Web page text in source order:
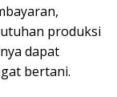
produksi
dapat
bertani.